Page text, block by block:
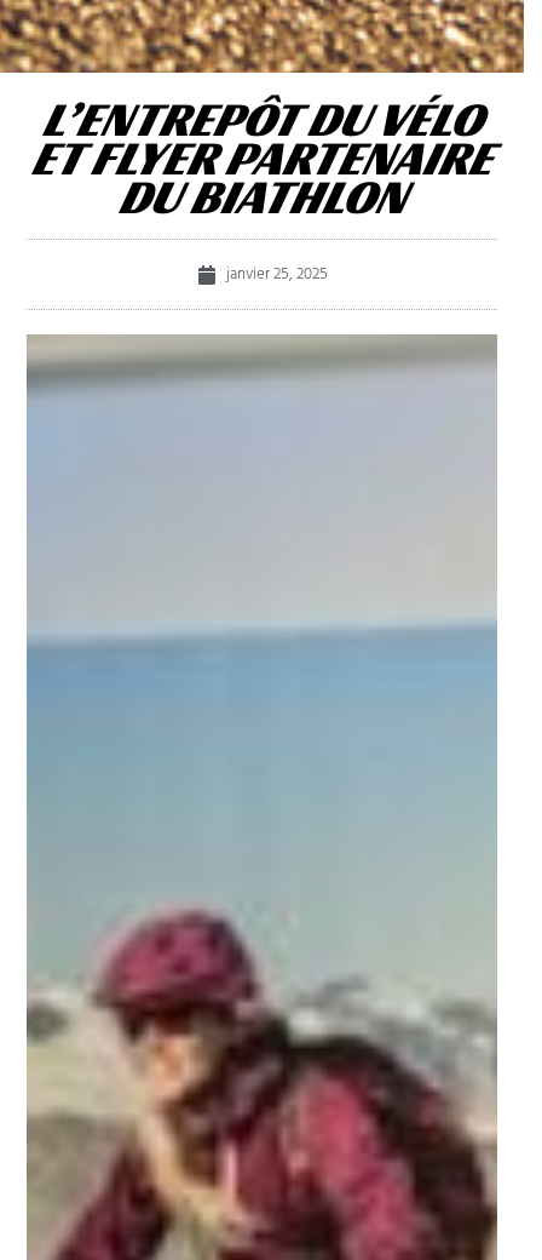
L’ENTREPÔT DU VÉLO
ET FLYER PARTENAIRE
DU BIATHLON
janvier 25, 2025